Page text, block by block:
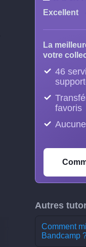
Excellent
La
votre
46
favoris
Autres
Comment
Bandcamp